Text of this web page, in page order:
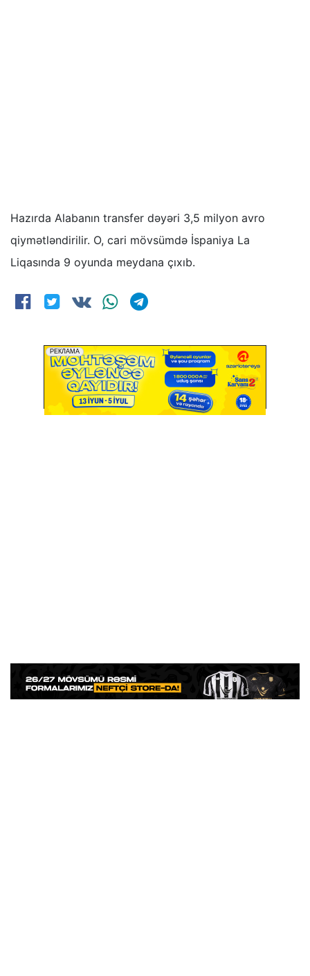
Hazırda Alabanın transfer dəyəri 3,5 milyon avro
qiymətləndirilir. O, cari mövsümdə İspaniya La
Liqasında 9 oyunda meydana çıxıb.